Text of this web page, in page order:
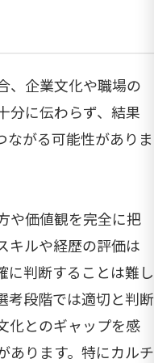
、企業文化や職場の
分に伝わらず、結果
ながる可能性がありま
や価値観を完全に把
キルや経歴の評価は
に判断することは難し
考段階では適切と判断
化とのギャップを感
あります。特にカルチ